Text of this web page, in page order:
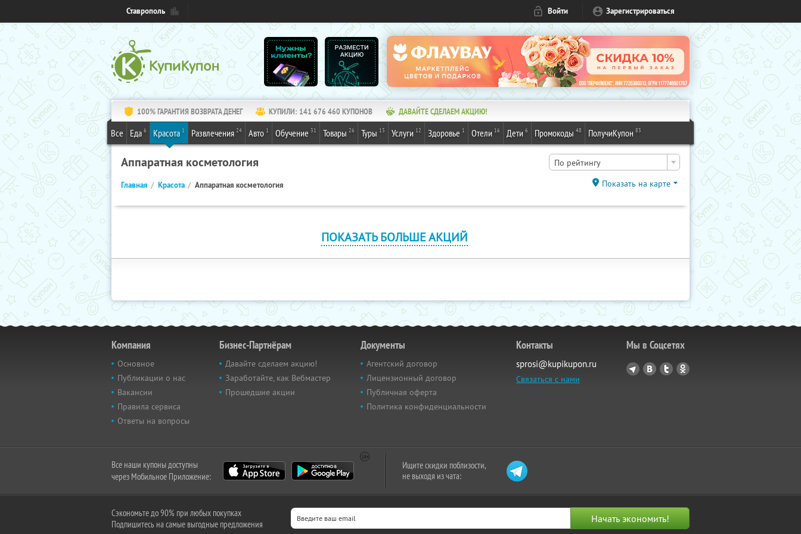
Ставрополь Войти Зарегистрироваться
100% ГАРАНТИЯ ВОЗВРАТА ДЕНЕГ КУПИЛИ: 141 676 460КУПОНОВ ДАВАЙТЕ СДЕЛАЕМ АКЦИЮ!
Все Еда 6 Красота 1 Развлечения 24 Авто 1 Обучение 31 Товары 26 Туры 13 Услуги 12 Здоровье 1 Отели 16 Дети 6 Промокоды 48 ПолучиКупон 83
Аппаратная косметология По рейтингу
Главная Красота Аппаратная косметология Показать на карте
ПОКАЗАТЬ БОЛЬШЕ АКЦИЙ
Компания
Основное
Публикации о нас
Вакансии
Правила сервиса
Ответы на вопросы
Бизнес-Партнёрам
Давайте сделаем акцию!
Заработайте, как Вебмастер
Прошедшие акции
Документы
Агентский договор
Лицензионный договор
Публичная оферта
Политика конфиденциальности
Контакты
sprosi@kupikupon.ru
Связаться с нами
Мы в Соцсетях
Все наши купоны доступны
через Мобильное Приложение:
Ищите скидки поблизости,
не выходя из чата:
Сэкономьте до 90% при любых покупках
Подпишитесь на самые выгодные предложения